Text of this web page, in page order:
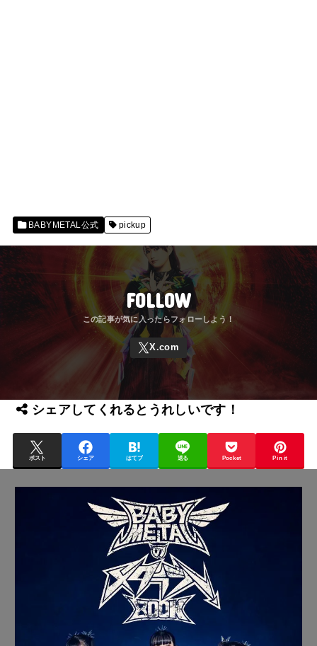
BABYMETAL公式 pickup
FOLLOW
シェアしてくれるとうれしいです！
ポスト シェア はてブ 送る Pocket Pin it